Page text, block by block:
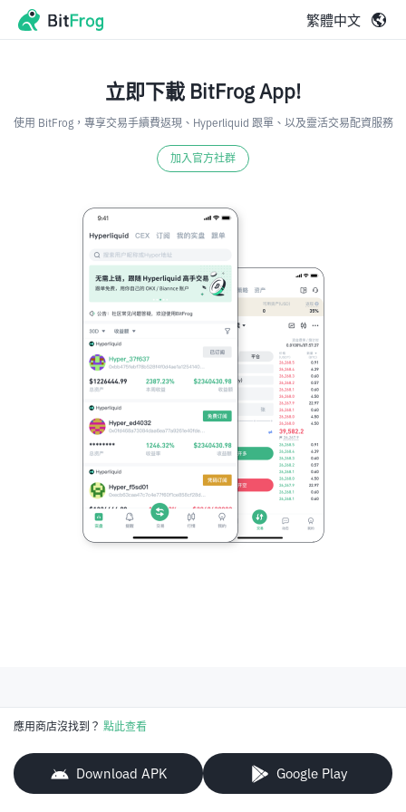
繁體中文
立即下載 BitFrog App!
使用 BitFrog，專享交易手續費返現、Hyperliquid 跟單、以及靈活交易配資服務
加入官方社群
應用商店沒找到？ 點此查看
Download APK Google Play